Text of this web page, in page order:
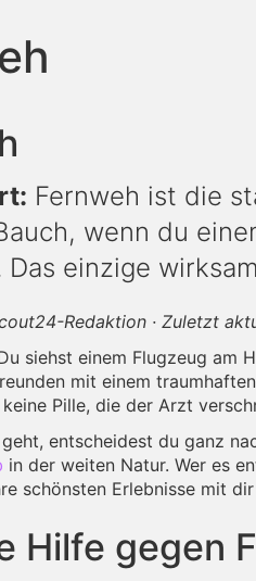
Fernweh ist die
wenn du
Das einzige
Redaktion · Zuletzt
siehst einem Flugzeug
mit einem
Pille, die der Arzt
entscheidest du ganz
in der weiten Natur. Wer es
schönsten Erlebnisse mit
Hilfe gegen